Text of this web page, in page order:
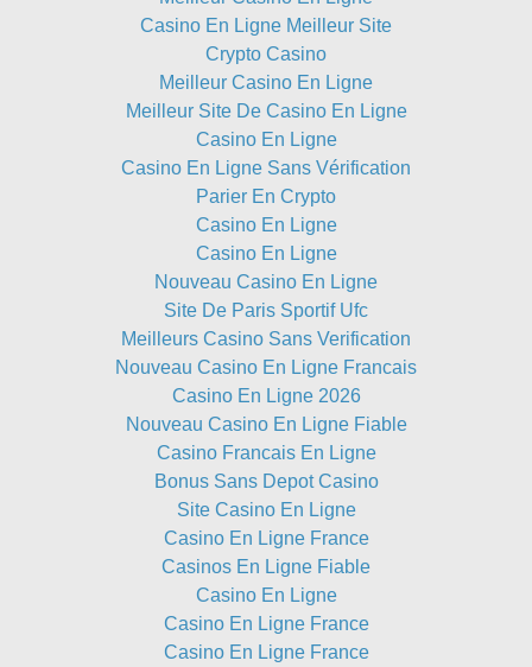
Casino En Ligne Meilleur Site
Crypto Casino
Meilleur Casino En Ligne
Meilleur Site De Casino En Ligne
Casino En Ligne
Casino En Ligne Sans Vérification
Parier En Crypto
Casino En Ligne
Casino En Ligne
Nouveau Casino En Ligne
Site De Paris Sportif Ufc
Meilleurs Casino Sans Verification
Nouveau Casino En Ligne Francais
Casino En Ligne 2026
Nouveau Casino En Ligne Fiable
Casino Francais En Ligne
Bonus Sans Depot Casino
Site Casino En Ligne
Casino En Ligne France
Casinos En Ligne Fiable
Casino En Ligne
Casino En Ligne France
Casino En Ligne France